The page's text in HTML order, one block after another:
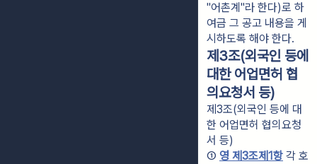
"어촌계"라 한다)로 하
여금 그 공고 내용을 게
시하도록 해야 한다.
제3조(외국인 등에
대한 어업면허 협
의요청서 등)
제3조(외국인 등에 대
한 어업면허 협의요청
서 등)
① 영 제3조제1항 각 호